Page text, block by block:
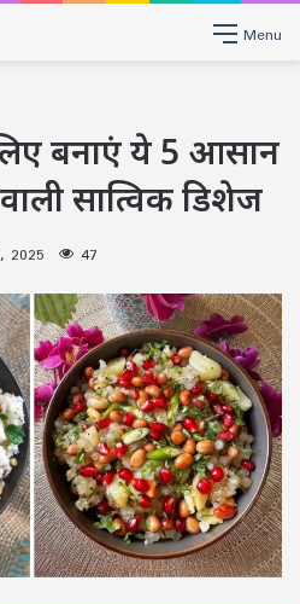
Menu
बनाएं ये 5 आसान
सात्विक डिशेज
2025 47